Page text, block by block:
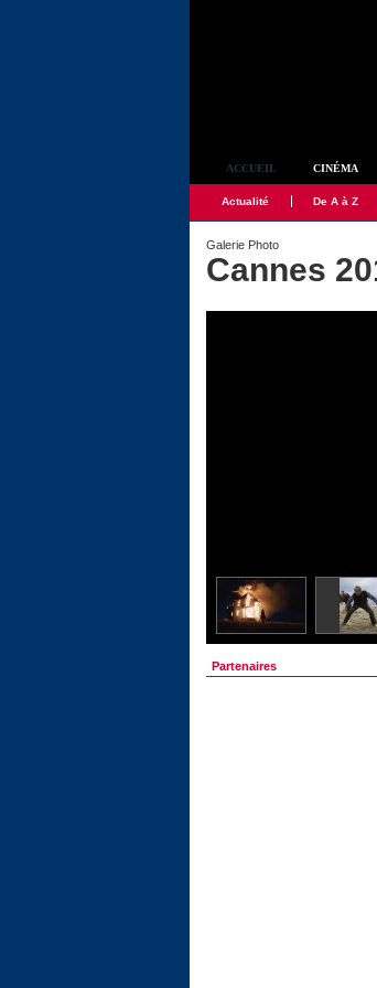
ACCUEIL CINÉMA
Actualité De A à Z
Galerie Photo
Cannes
Partenaires